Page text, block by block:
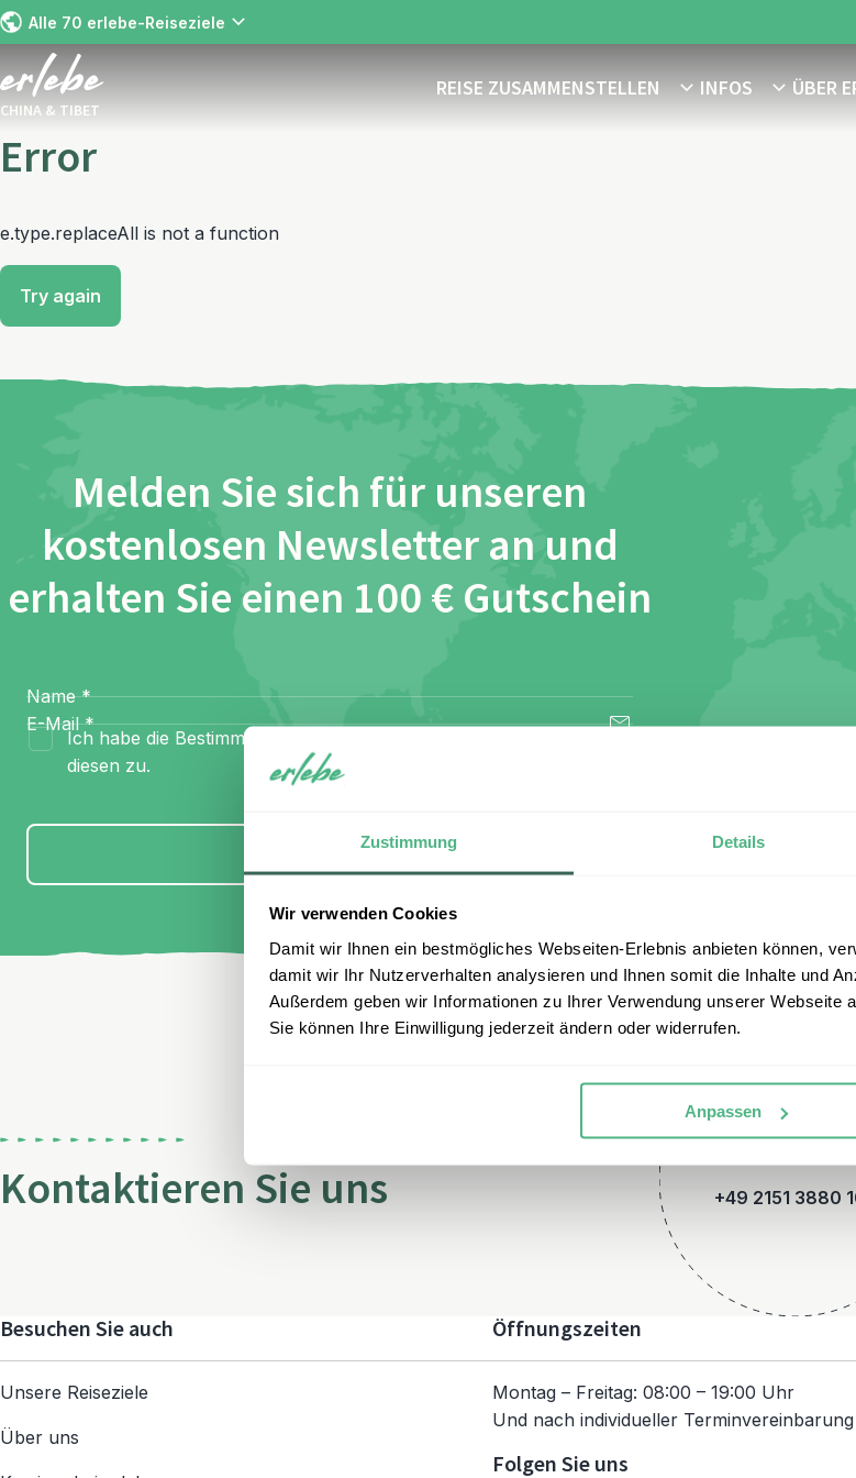
Zustimmung Details
Wir verwenden Cookies
Damit wir Ihnen ein bestmögliches Webseiten-Erlebnis anbieten können,
damit wir Ihr Nutzerverhalten analysieren und Ihnen somit die Inhalte und
Außerdem geben wir Informationen zu Ihrer Verwendung unserer Webseite
Sie können Ihre Einwilligung jederzeit ändern oder widerrufen.
Anpassen
Alle 70 erlebe-Reiseziele
CHINA & TIBET
REISE ZUSAMMENSTELLEN INFOS ÜBER
Error
e.type.replaceAll is not a function
Try again
Melden Sie sich für unseren
kostenlosen Newsletter an und
erhalten Sie einen 100 € Gutschein
Name *
E-Mail *
Ich habe die Bestimmungen zum
diesen zu.
Anmelden
Kontaktieren Sie uns
Telefon
+49 2151 3880
Besuchen Sie auch
Unsere Reiseziele
Über uns
Öffnungszeiten
Montag – Freitag: 08:00 – 19:00 Uhr
Und nach individueller Terminvereinbarung
Folgen Sie uns